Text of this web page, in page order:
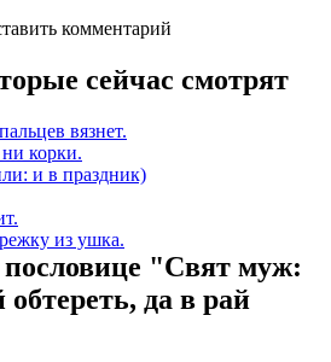
комментарий
сейчас смотрят
вязнет.
корки.
и в праздник)
из ушка.
"Свят муж:
да в рай